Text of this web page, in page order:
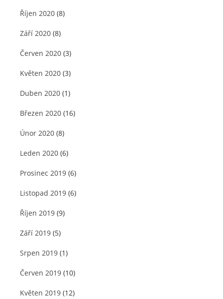
Říjen 2020 (8)
Září 2020 (8)
Červen 2020 (3)
Květen 2020 (3)
Duben 2020 (1)
Březen 2020 (16)
Únor 2020 (8)
Leden 2020 (6)
Prosinec 2019 (6)
Listopad 2019 (6)
Říjen 2019 (9)
Září 2019 (5)
Srpen 2019 (1)
Červen 2019 (10)
Květen 2019 (12)